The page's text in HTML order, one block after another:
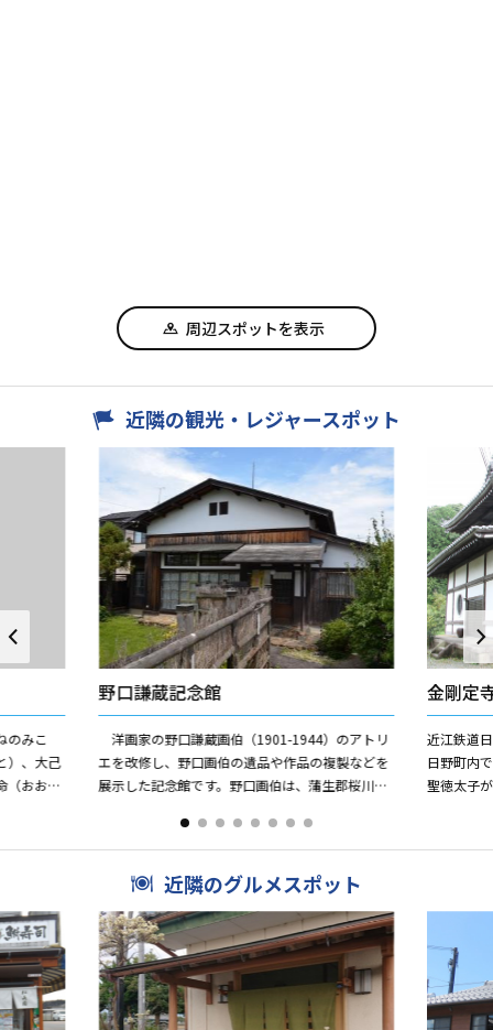
周辺スポットを表示
近隣の観光・レジャースポット
のみこ
）、大己
（おおや
野口謙蔵記念館
洋画家の野口謙蔵画伯（1901-1944）のアトリ
エを改修し、野口画伯の遺品や作品の複製などを
展示した記念館です。野口画伯は、蒲生郡桜川村
美術学校洋画部に...
金剛定
近江鉄道
日野町内
聖徳太子
近隣のグルメスポット